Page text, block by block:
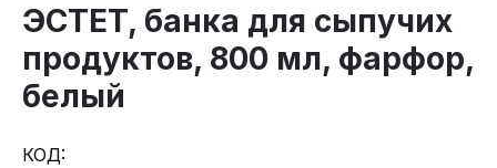
ЭСТЕТ, банка для сыпучих
продуктов, 800 мл, фарфор,
белый
КОД: